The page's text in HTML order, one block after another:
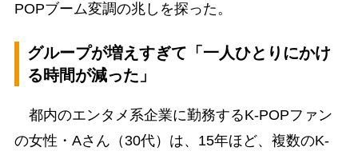
POPブーム変調の兆しを探った。
グループが増えすぎて「一人ひとりにかけ
る時間が減った」
都内のエンタメ系企業に勤務するK-POPファン
の女性・Aさん（30代）は、15年ほど、複数のK-